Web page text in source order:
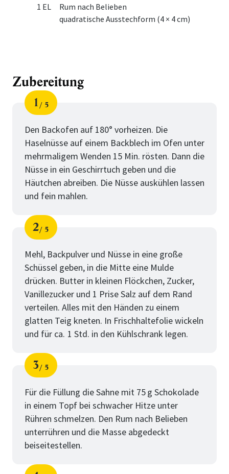
1 EL
Rum nach Belieben
quadratische Ausstechform (4 × 4 cm)
Zubereitung
Schritt
1
von
5
Den Backofen auf 180° vorheizen. Die
Haselnüsse auf einem Backblech im Ofen unter
mehrmaligem Wenden 15 Min. rösten. Dann die
Nüsse in ein Geschirrtuch geben und die
Häutchen abreiben. Die Nüsse auskühlen lassen
und fein mahlen.
Schritt
2
von
5
Mehl, Backpulver und Nüsse in eine große
Schüssel geben, in die Mitte eine Mulde
drücken. Butter in kleinen Flöckchen, Zucker,
Vanillezucker und 1 Prise Salz auf dem Rand
verteilen. Alles mit den Händen zu einem
glatten Teig kneten. In Frischhaltefolie wickeln
und für ca. 1 Std. in den Kühlschrank legen.
Schritt
3
von
5
Für die Füllung die Sahne mit 75 g Schokolade
in einem Topf bei schwacher Hitze unter
Rühren schmelzen. Den Rum nach Belieben
unterrühren und die Masse abgedeckt
beiseitestellen.